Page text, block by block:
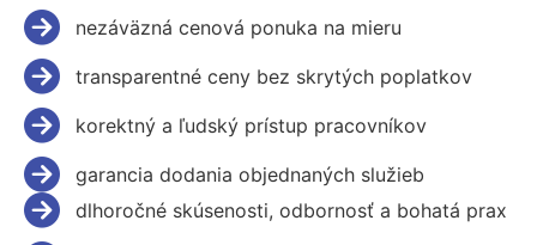
nezáväzná cenová ponuka na mieru
transparentné ceny bez skrytých poplatkov
korektný a ľudský prístup pracovníkov
garancia dodania objednaných služieb
dlhoročné skúsenosti, odbornosť a bohatá prax